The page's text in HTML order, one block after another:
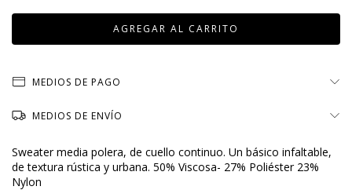
MEDIOS DE PAGO
MEDIOS DE ENVÍO
Sweater media polera, de cuello continuo. Un básico infaltable,
de textura rústica y urbana. 50% Viscosa- 27% Poliéster 23%
Nylon